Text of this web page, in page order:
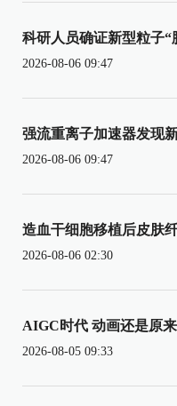
科研人员确证新型粒子“
2026-08-06 09:47
强流重离子加速器发现
2026-08-06 09:47
造血干细胞移植后皮肤
2026-08-06 02:30
AIGC时代 动画还是原
2026-08-05 09:33